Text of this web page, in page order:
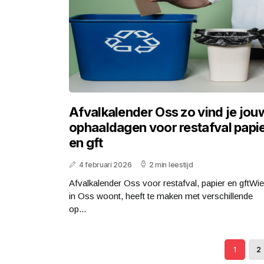
Afvalkalender Oss zo vind je
ophaaldagen voor restafval
en gft
4 februari 2026 2 min leestijd
Afvalkalender Oss voor restafval, papier en gftWie
in Oss woont, heeft te maken met verschillende
op...
1 2